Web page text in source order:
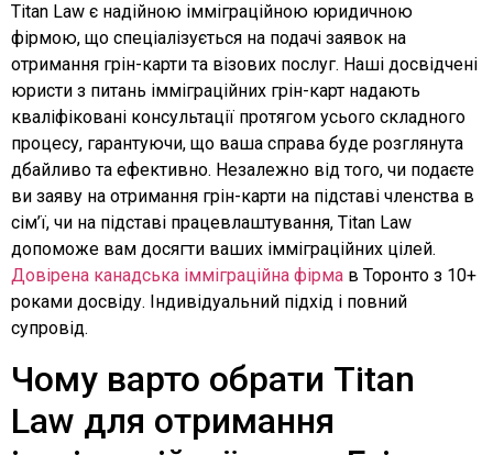
Titan Law є надійною імміграційною юридичною
фірмою, що спеціалізується на подачі заявок на
отримання грін-карти та візових послуг. Наші досвідчені
юристи з питань імміграційних грін-карт надають
кваліфіковані консультації протягом усього складного
процесу, гарантуючи, що ваша справа буде розглянута
дбайливо та ефективно. Незалежно від того, чи подаєте
ви заяву на отримання грін-карти на підставі членства в
сім’ї, чи на підставі працевлаштування, Titan Law
допоможе вам досягти ваших імміграційних цілей.
Довірена канадська імміграційна фірма в Торонто з 10+
роками досвіду. Індивідуальний підхід і повний
супровід.
Чому варто обрати Titan
Law для отримання